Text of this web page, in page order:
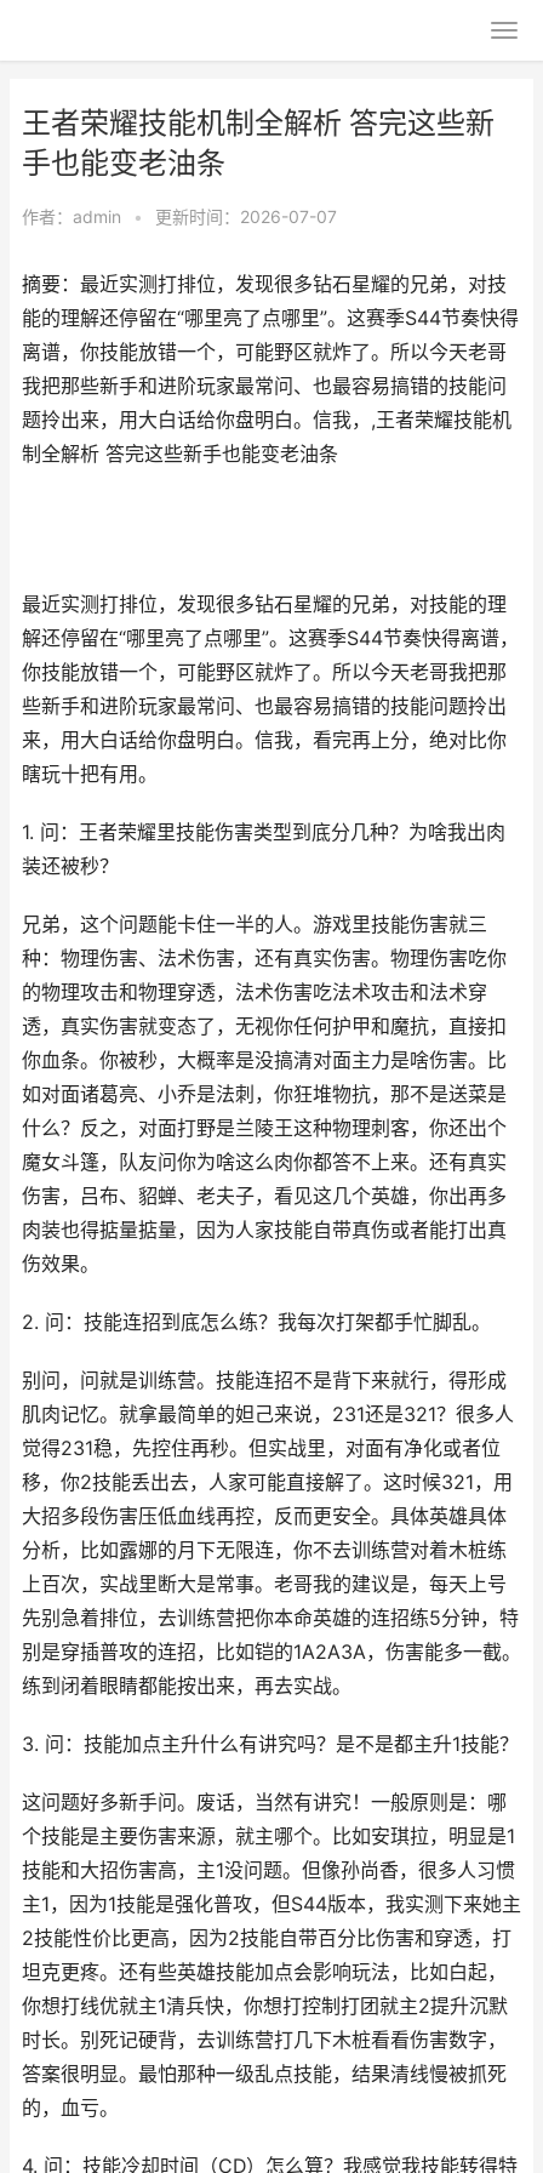
王者荣耀技能机制全解析 答完这些新
手也能变老油条
作者： admin • 更新时间：2026-07-07
摘要：最近实测打排位，发现很多钻石星耀的兄弟，对技
能的理解还停留在“哪里亮了点哪里”。这赛季S44节奏快得
离谱，你技能放错一个，可能野区就炸了。所以今天老哥
我把那些新手和进阶玩家最常问、也最容易搞错的技能问
题拎出来，用大白话给你盘明白。信我，,王者荣耀技能机
制全解析 答完这些新手也能变老油条
最近实测打排位，发现很多钻石星耀的兄弟，对技能的理
解还停留在“哪里亮了点哪里”。这赛季S44节奏快得离谱，
你技能放错一个，可能野区就炸了。所以今天老哥我把那
些新手和进阶玩家最常问、也最容易搞错的技能问题拎出
来，用大白话给你盘明白。信我，看完再上分，绝对比你
瞎玩十把有用。
1. 问：王者荣耀里技能伤害类型到底分几种？为啥我出肉
装还被秒？
兄弟，这个问题能卡住一半的人。游戏里技能伤害就三
种：物理伤害、法术伤害，还有真实伤害。物理伤害吃你
的物理攻击和物理穿透，法术伤害吃法术攻击和法术穿
透，真实伤害就变态了，无视你任何护甲和魔抗，直接扣
你血条。你被秒，大概率是没搞清对面主力是啥伤害。比
如对面诸葛亮、小乔是法刺，你狂堆物抗，那不是送菜是
什么？反之，对面打野是兰陵王这种物理刺客，你还出个
魔女斗篷，队友问你为啥这么肉你都答不上来。还有真实
伤害，吕布、貂蝉、老夫子，看见这几个英雄，你出再多
肉装也得掂量掂量，因为人家技能自带真伤或者能打出真
伤效果。
2. 问：技能连招到底怎么练？我每次打架都手忙脚乱。
别问，问就是训练营。技能连招不是背下来就行，得形成
肌肉记忆。就拿最简单的妲己来说，231还是321？很多人
觉得231稳，先控住再秒。但实战里，对面有净化或者位
移，你2技能丢出去，人家可能直接解了。这时候321，用
大招多段伤害压低血线再控，反而更安全。具体英雄具体
分析，比如露娜的月下无限连，你不去训练营对着木桩练
上百次，实战里断大是常事。老哥我的建议是，每天上号
先别急着排位，去训练营把你本命英雄的连招练5分钟，特
别是穿插普攻的连招，比如铠的1A2A3A，伤害能多一截。
练到闭着眼睛都能按出来，再去实战。
3. 问：技能加点主升什么有讲究吗？是不是都主升1技能？
这问题好多新手问。废话，当然有讲究！一般原则是：哪
个技能是主要伤害来源，就主哪个。比如安琪拉，明显是1
技能和大招伤害高，主1没问题。但像孙尚香，很多人习惯
主1，因为1技能是强化普攻，但S44版本，我实测下来她主
2技能性价比更高，因为2技能自带百分比伤害和穿透，打
坦克更疼。还有些英雄技能加点会影响玩法，比如白起，
你想打线优就主1清兵快，你想打控制打团就主2提升沉默
时长。别死记硬背，去训练营打几下木桩看看伤害数字，
答案很明显。最怕那种一级乱点技能，结果清线慢被抓死
的，血亏。
4. 问：技能冷却时间（CD）怎么算？我感觉我技能转得特